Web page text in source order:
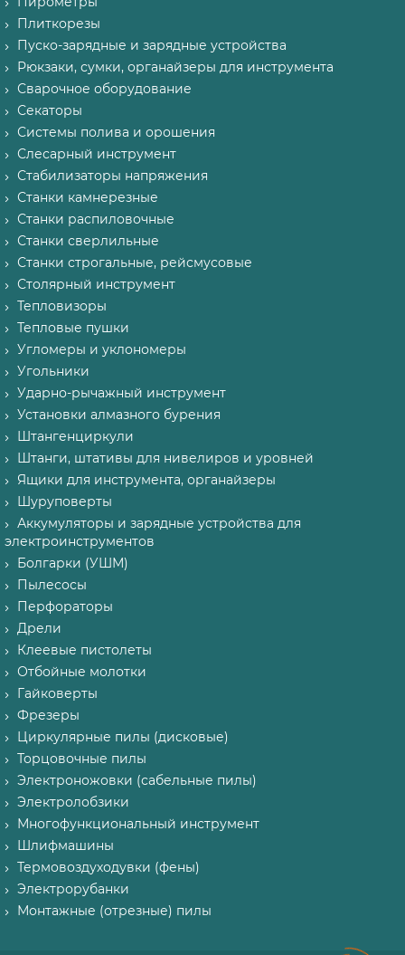
Плиткорезы
Пуско-зарядные и зарядные устройства
Рюкзаки, сумки, органайзеры для инструмента
Сварочное оборудование
Секаторы
Системы полива и орошения
Слесарный инструмент
Стабилизаторы напряжения
Станки камнерезные
Станки распиловочные
Станки сверлильные
Станки строгальные, рейсмусовые
Столярный инструмент
Тепловизоры
Тепловые пушки
Угломеры и уклономеры
Угольники
Ударно-рычажный инструмент
Установки алмазного бурения
Штангенциркули
Штанги, штативы для нивелиров и уровней
Ящики для инструмента, органайзеры
Шуруповерты
Аккумуляторы и зарядные устройства для
электроинструментов
Болгарки (УШМ)
Пылесосы
Перфораторы
Дрели
Клеевые пистолеты
Отбойные молотки
Гайковерты
Фрезеры
Циркулярные пилы (дисковые)
Торцовочные пилы
Электроножовки (сабельные пилы)
Электролобзики
Многофункциональный инструмент
Шлифмашины
Термовоздуходувки (фены)
Электрорубанки
Монтажные (отрезные) пилы